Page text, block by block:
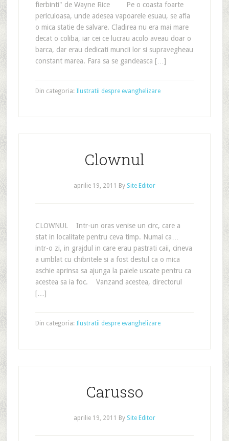
fierbinti" de Wayne Rice Pe o coasta foarte
periculoasa, unde adesea vapoarele esuau, se afla
o mica statie de salvare. Cladirea nu era mai mare
decat o coliba, iar cei ce lucrau acolo aveau doar o
barca, dar erau dedicati muncii lor si supravegheau
constant marea. Fara sa se gandeasca […]
Din categoria: Ilustratii despre evanghelizare
Clownul
aprilie 19, 2011 By Site Editor
CLOWNUL Intr-un oras venise un circ, care a
stat in localitate pentru ceva timp. Numai ca…
intr-o zi, in grajdul in care erau pastrati caii, cineva
a umblat cu chibritele si a fost destul ca o mica
aschie aprinsa sa ajunga la paiele uscate pentru ca
acestea sa ia foc. Vanzand acestea, directorul
[…]
Din categoria: Ilustratii despre evanghelizare
Carusso
aprilie 19, 2011 By Site Editor